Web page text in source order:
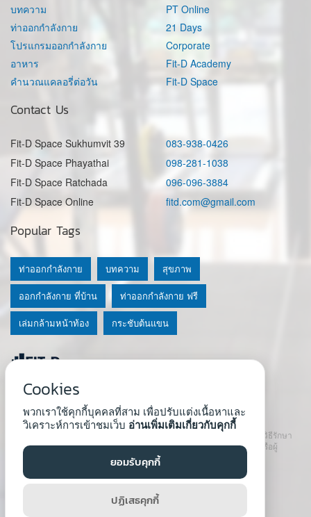
บทความ
ท่าออกกำลังกาย
โปรแกรมออกกำลังกาย
อาหาร
คำนวณแคลอรี่ต่อวัน
PT Online
21 Days
Corporate
Fit-D Academy
Fit-D Space
Contact Us
Fit-D Space Sukhumvit 39
083-938-0426
Fit-D Space Phayathai
098-281-1038
Fit-D Space Ratchada
096-096-3884
Fit-D Space Online
fitd.com@gmail.com
© 2020 Fit-D.com & Fit-D Finess
About Us | นโยบายความเป็นส่วนตัว|เงื่อนไขการใช้เว็บ
เนื้อหาที่ใช้ในเว็บนี้ ไม่สามารถใช้แทนคำปรึกษา คำแนะนำ วินิจฉัย หรือวิธีรักษา
โรคที่แนะนำจากผู้เชี่ยวชาญหรือแพทย์ได้ เราสนับสนุนให้ปรึกษาแพทย์หรือผู้
เชี่ยวชาญก่อนเริ่มโปรแกรมใหม่ทุกครั้ง
Developed by :
Popular Tags
ท่าออกกำลังกาย บทความ สุขภาพ
ออกกำลังกาย ที่บ้าน ท่าออกกำลังกาย ฟรี
เล่มกล้ามหน้าท้อง กระชับต้นแขน
Cookies
พวกเราใช้คุกกี้บุคคลที่สาม เพื่อปรับแต่งเนื้อหาและ
วิเคราะห์การเข้าชมเว็บ อ่านเพิ่มเติมเกี่ยวกับคุกกี้
ยอมรับคุกกี้
ปฏิเสธคุกกี้